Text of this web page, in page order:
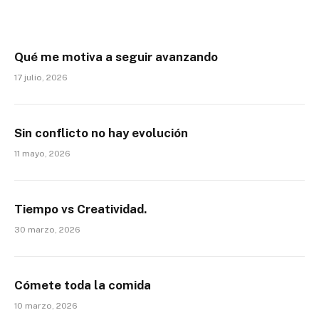
Qué me motiva a seguir avanzando
17 julio, 2026
Sin conflicto no hay evolución
11 mayo, 2026
Tiempo vs Creatividad.
30 marzo, 2026
Cómete toda la comida
10 marzo, 2026